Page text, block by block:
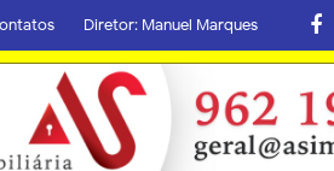
Diretor: Manuel Marques